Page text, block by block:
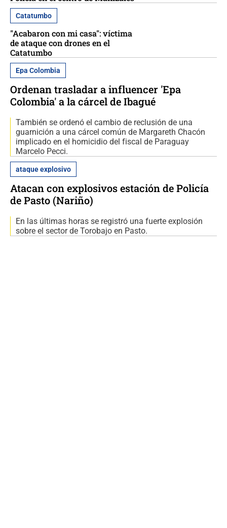
Catatumbo
"Acabaron con mi casa": víctima
de ataque con drones en el
Catatumbo
Epa Colombia
Ordenan trasladar a influencer 'Epa
Colombia' a la cárcel de Ibagué
También se ordenó el cambio de reclusión de una
guarnición a una cárcel común de Margareth Chacón
implicado en el homicidio del fiscal de Paraguay
Marcelo Pecci.
ataque explosivo
Atacan con explosivos estación de Policía
de Pasto (Nariño)
En las últimas horas se registró una fuerte explosión
sobre el sector de Torobajo en Pasto.